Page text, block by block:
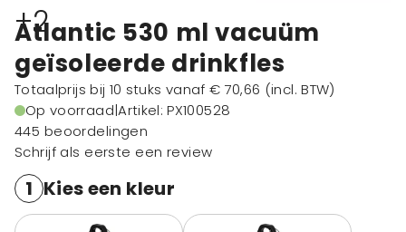
+2
Atlantic 530 ml vacuüm
geïsoleerde drinkfles
Totaalprijs bij 10 stuks vanaf € 70,66 (incl. BTW)
Op voorraad|Artikel: PX100528
445 beoordelingen
Schrijf als eerste een review
1 Kies een kleur